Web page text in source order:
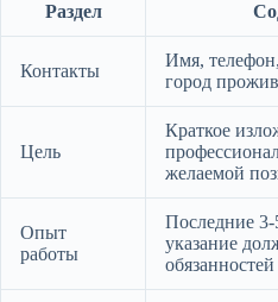
Раздел
Контакты
Имя,
город
Цель
Краткое
желаемой
Опыт
работы
Последние 3-
указание